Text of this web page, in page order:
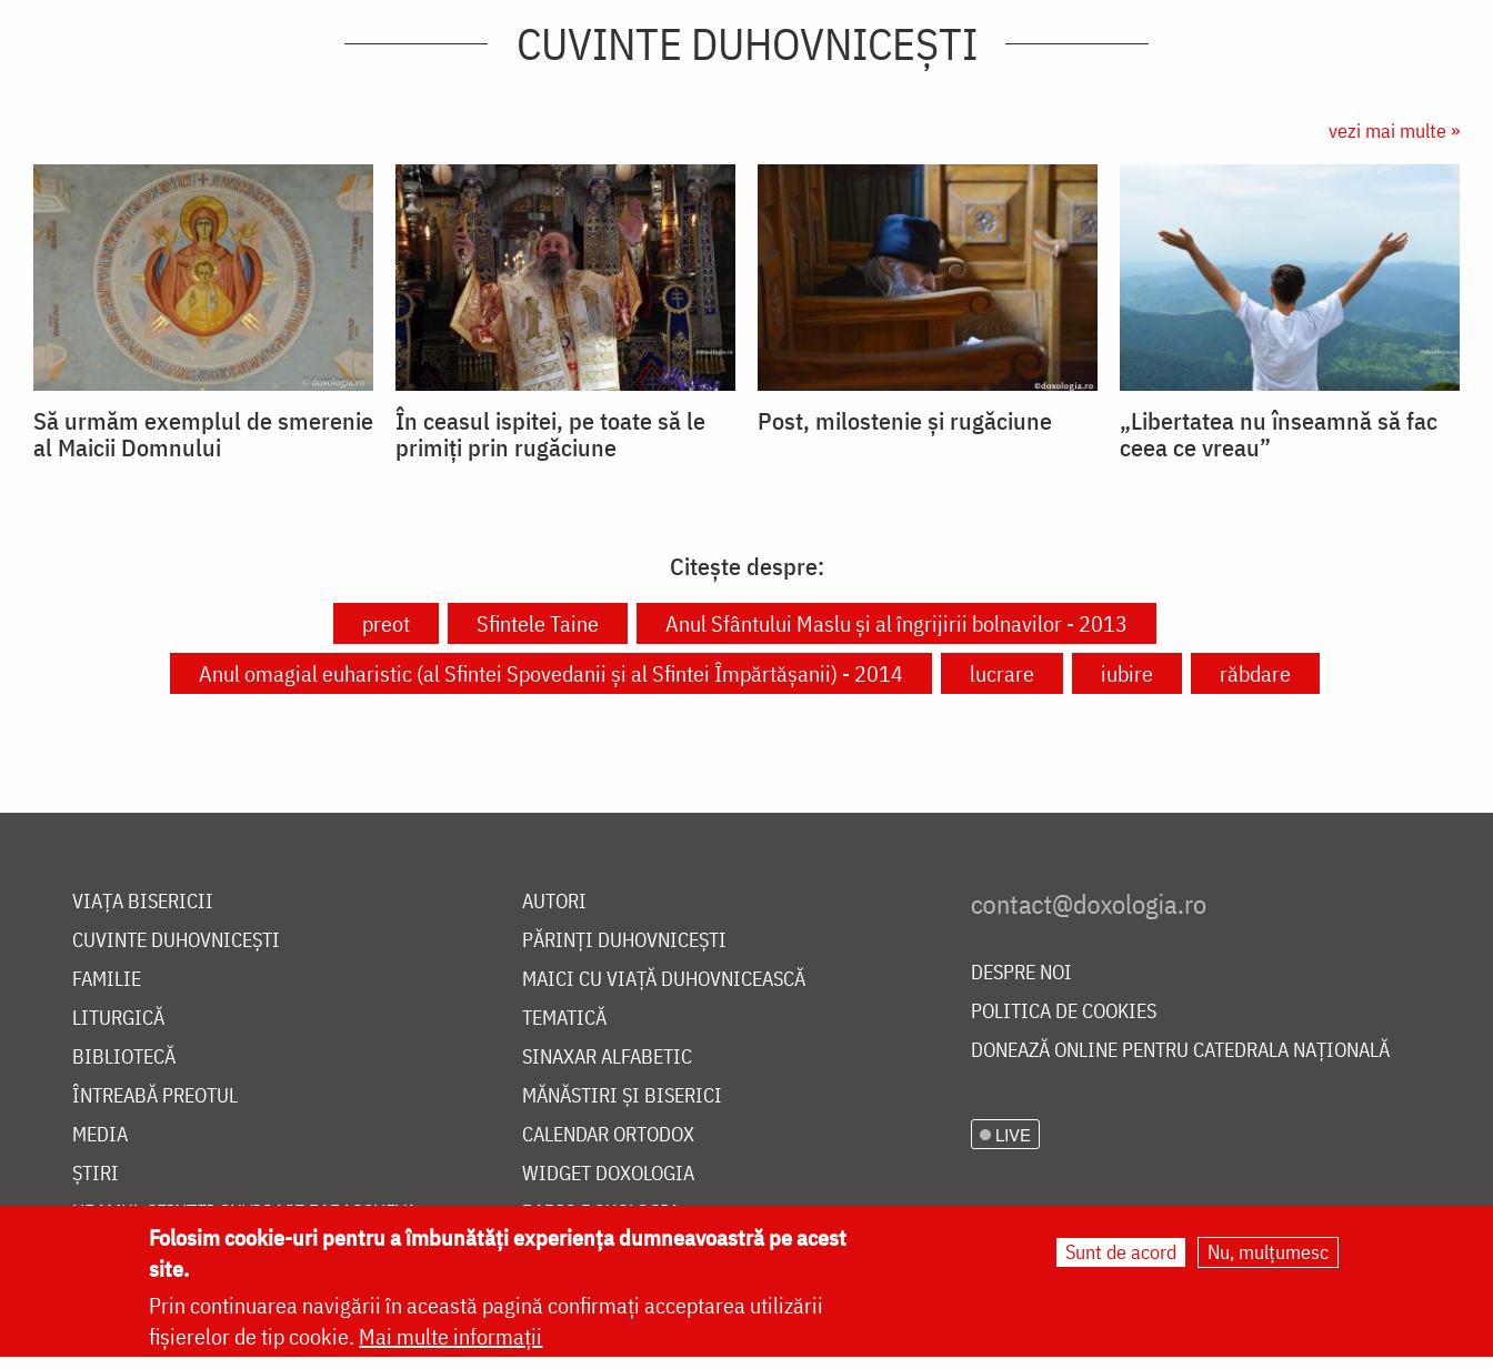
CUVINTE DUHOVNICEȘTI
vezi mai multe »
Să urmăm exemplul de smerenie
al Maicii Domnului
În ceasul ispitei, pe toate să le
primiți prin rugăciune
Post, milostenie și rugăciune
„Libertatea nu înseamnă să fac
ceea ce vreau”
Citește despre:
preot Sfintele Taine
Anul Sfântului Maslu și al îngrijirii bolnavilor - 2013
Anul omagial euharistic (al Sfintei Spovedanii şi al Sfintei Împărtăşanii) - 2014
lucrare iubire răbdare
VIAȚA BISERICII
CUVINTE DUHOVNICEȘTI
FAMILIE
LITURGICĂ
BIBLIOTECĂ
ÎNTREABĂ PREOTUL
MEDIA
ȘTIRI
HRAMUL SFINTEI CUVIOASE PARASCHEVA
AUTORI
PĂRINȚI DUHOVNICEȘTI
MAICI CU VIAȚĂ DUHOVNICEASCĂ
TEMATICĂ
SINAXAR ALFABETIC
MĂNĂSTIRI ȘI BISERICI
CALENDAR ORTODOX
WIDGET DOXOLOGIA
RADIO DOXOLOGIA
DESPRE NOI
POLITICA DE COOKIES
DONEAZĂ ONLINE PENTRU CATEDRALA NAȚIONALĂ
LIVE
Site dezvoltat de
Folosim cookie-uri pentru a îmbunătăți experiența dumneavoastră pe acest
site.
Prin continuarea navigării în această pagină confirmați acceptarea utilizării
fișierelor de tip cookie. Mai multe informații
Sunt de acord Nu, mulțumesc